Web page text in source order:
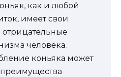
как и любой
имеет свои
человека.
коньяка может